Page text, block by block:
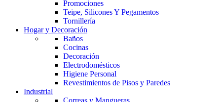
Promociones
Teipe, Silicones Y Pegamentos
Tornillería
Hogar y Decoración
Baños
Cocinas
Decoración
Electrodomésticos
Higiene Personal
Revestimientos de Pisos y Paredes
Industrial
Correas y Mangueras